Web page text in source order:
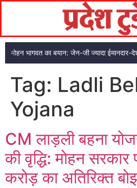
मोहन भागवत का बयान: जेन-जी ज्यादा ईमानदार-
Tag: Ladli
Yojana
CM लाड़ली बहना
की वृद्धि: मोहन
करोड़ का अतिरिक्त